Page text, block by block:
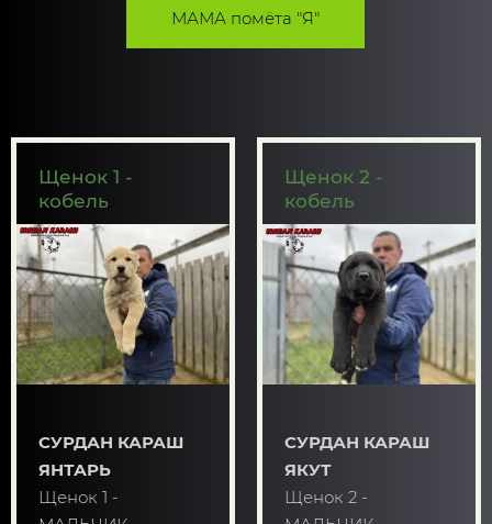
МАМА помёта "Я"
Щенок 1 -
кобель
СУРДАН КАРАШ
ЯНТАРЬ
Щенок 1 -
Щенок 2 -
кобель
СУРДАН КАРАШ
ЯКУТ
Щенок 2 -